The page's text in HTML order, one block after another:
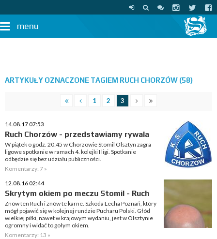
menu
ARTYKUŁY OZNACZONE TAGIEM RUCH CHORZÓW (58)
1 2 3
14.08.17 07:53
Ruch Chorzów - przedstawiamy rywala
W piątek o godz. 20:45 w Chorzowie Stomil Olsztyn zagra
ligowe spotkanie w ramach 4. kolejki I ligi. Spotkanie
odbędzie się bez udziału publiczności.
Komentarzy: 7 »
12.08.16 02:44
Skrytym okiem po meczu Stomil - Ruch
Znów ten Ruch i znów te karne. Szkoda Lecha Poznań, który
mógł pojawić się w kolejnej rundzie Pucharu Polski. Głód
wielkiej piłki, nawet w krajowym wydaniu, jest w Olsztynie
ogromny i widać to gołym okiem.
Komentarzy: 13 »